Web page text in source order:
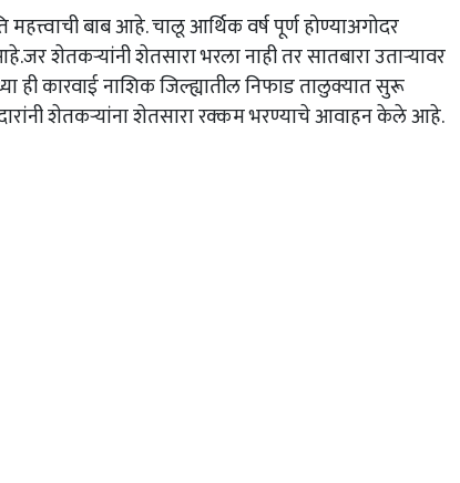
बाब आहे. चालू आर्थिक वर्ष पूर्ण होण्याअगोदर
शेतकऱ्यांनी शेतसारा भरला नाही तर सातबारा उतार्‍यावर
ही कारवाई नाशिक जिल्ह्यातील निफाड तालुक्यात सुरू
शेतकऱ्यांना शेतसारा रक्कम भरण्याचे आवाहन केले आहे.